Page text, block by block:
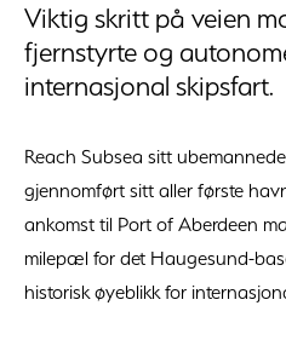
Viktig skritt på veien
fjernstyrte og
internasjonal skipsfart.
Reach Subsea sitt
gjennomført sitt aller første
ankomst til Port of Aberdeen
milepæl for det Haugesund-
historisk øyeblikk for